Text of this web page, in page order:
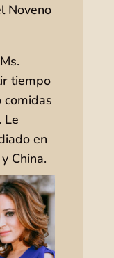
Noveno
tiempo
comidas
Le
en
China.